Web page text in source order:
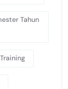
Tahun
Training